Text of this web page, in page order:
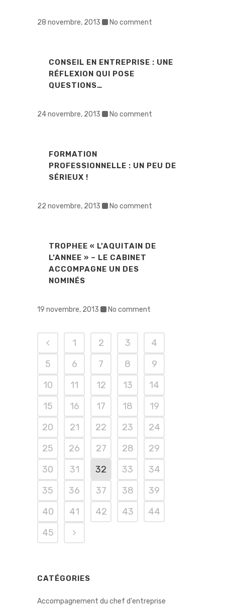
28 novembre, 2013 No comment
CONSEIL EN ENTREPRISE : UNE
RÉFLEXION QUI POSE
QUESTIONS…
24 novembre, 2013 No comment
FORMATION
PROFESSIONNELLE : UN PEU DE
SÉRIEUX !
22 novembre, 2013 No comment
TROPHEE « L’AQUITAIN DE
L’ANNEE » – LE CABINET
ACCOMPAGNE UN DES
NOMINÉS
19 novembre, 2013 No comment
1 2 3
4
5
6 7 8
9
10
11 12 13
14
15
16 17 18
19
20
21 22 23
24
25
26 27 28
29
30
31 32 33
34
35
36 37 38
39
40
41 42 43
44
45
CATÉGORIES
Accompagnement du chef d'entreprise